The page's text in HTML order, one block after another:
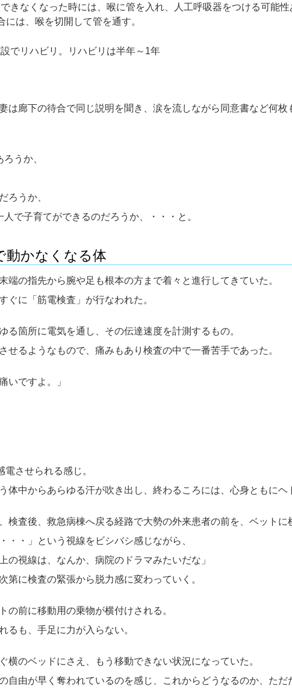
きなくなった時には、喉に管を入れ、人工呼吸器をつける可能性
には、喉を切開して管を通す。
でリハビリ。リハビリは半年～1年
は廊下の待合で同じ説明を聞き、涙を流しながら同意書など何枚
うか、
ろうか、
で子育てができるのだろうか、・・・と。
動かなくなる体
端の指先から腕や足も根本の方まで着々と進行してきていた。
ぐに「筋電検査」が行なわれた。
る箇所に電気を通し、その伝達速度を計測するもの。
せるようなもので、痛みもあり検査の中で一番苦手であった。
いですよ。」
させられる感じ。
体中からあらゆる汗が吹き出し、終わるころには、心身ともにヘ
検査後、救急病棟へ戻る経路で大勢の外来患者の前を、ベットに
・・」という視線をビシバシ感じながら、
の視線は、なんか、病院のドラマみたいだな」
第に検査の緊張から脱力感に変わっていく。
の前に移動用の乗物が横付けされる。
るも、手足に力が入らない。
横のベッドにさえ、もう移動できない状況になっていた。
自由が早く奪われているのを感じ、これからどうなるのか、ただ